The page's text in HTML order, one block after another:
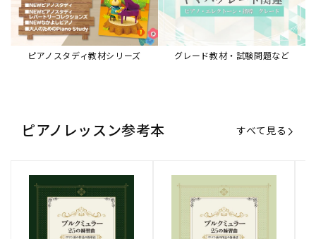
ピアノスタディ教材シリーズ グレード教材・試験問題など
ピアノレッスン参考本 すべて見る